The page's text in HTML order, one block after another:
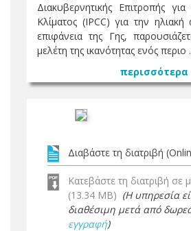
Διακυβερνητικής Επιτροπής
Κλίματος (IPCC) για την ηλιακή
επιφάνεια της Γης,
μελέτη της ικανότητας ενός περιο
περισσότερα
Διαβάστε τη διατριβή
Κατεβάστε τη διατριβή σε
(13.34 MB) (Η υπηρεσία
διαθέσιμη μετά από
εγγραφή)